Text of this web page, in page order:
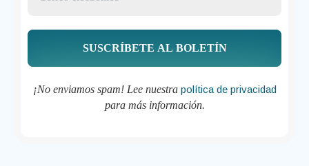
¡No enviamos spam! Lee nuestra política de privacidad
para más información.